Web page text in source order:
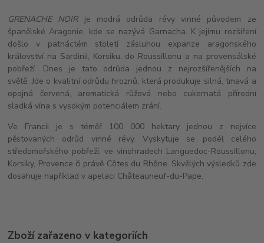
GRENACHE NOIRje modrá odrůda révy vinné původem ze
španělské Aragonie, kde se nazývá Garnacha. K jejímu rozšíření
došlo v patnáctém století zásluhou expanze aragonského
království na Sardinii, Korsiku, do Roussillonu a na provensálské
pobřeží. Dnes je tato odrůda jednou z nejrozšířenějších na
světě. Jde o kvalitní odrůdu hroznů, která produkuje silná, tmavá a
opojná červená, aromatická růžová nebo cukernatá přírodní
sladká vína s vysokým potenciálem zrání.
Ve Francii je s téměř 100 000 hektary jednou z nejvíce
pěstovaných odrůd vinné révy. Vyskytuje se podél celého
středomořského pobřeží, ve vinohradech Languedoc-Roussillonu,
Korsiky, Provence či právě Côtes du Rhône. Skvělých výsledků zde
dosahuje například v apelaci Châteauneuf-du-Pape.
Zboží zařazeno v kategoriích